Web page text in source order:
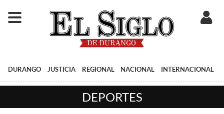
DURANGO JUSTICIA REGIONAL NACIONAL INTERNACIONAL
DEPORTES